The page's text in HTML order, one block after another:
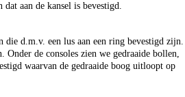
aan de kansel is bevestigd.
d.m.v. een lus aan een ring bevestigd zijn.
de consoles zien we gedraaide bollen,
waarvan de gedraaide boog uitloopt op